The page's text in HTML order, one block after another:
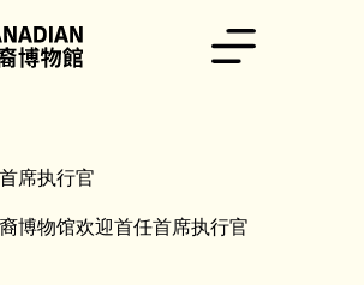
席执行官
博物馆欢迎首任首席执行官